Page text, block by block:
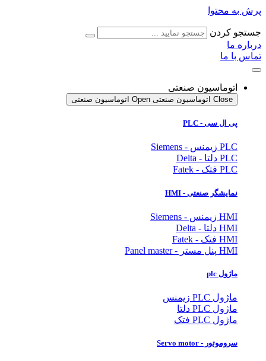
پرش به محتوا
جستجو کردن
درباره ما
تماس با ما
اتوماسیون صنعتی
Close اتوماسیون صنعتی Open اتوماسیون صنعتی
پی ال سی - PLC
PLC زیمنس - Siemens
PLC دلتا - Delta
PLC فتک - Fatek
نمایشگر صنعتی - HMI
HMI زیمنس - Siemens
HMI دلتا - Delta
HMI فتک - Fatek
HMI پنل مستر - Panel master
ماژول plc
ماژول PLC زیمنس
ماژول PLC دلتا
ماژول PLC فتک
سروموتور - Servo motor